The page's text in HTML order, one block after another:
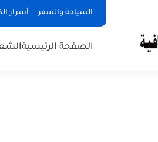
السياحة والسفر أسرار
الصفحة الرئيسية